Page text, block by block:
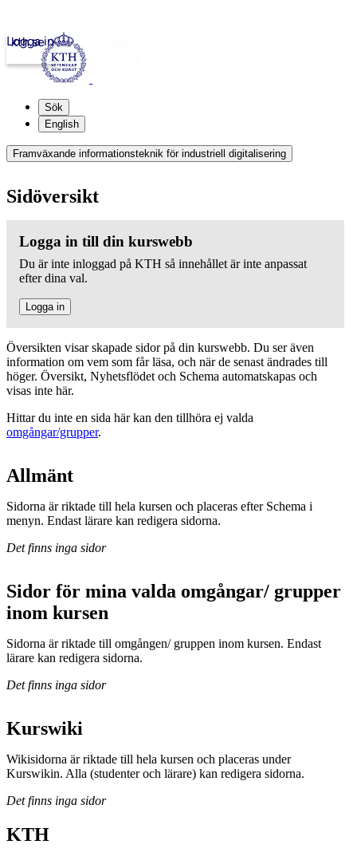
kth.se
Logga in
Sök
English
Framväxande informationsteknik för industriell digitalisering
Sidöversikt
Logga in till din kurswebb
Du är inte inloggad på KTH så innehållet är inte anpassat
efter dina val.
Logga in
Översikten visar skapade sidor på din kurswebb. Du ser även
information om vem som får läsa, och när de senast ändrades till
höger. Översikt, Nyhetsflödet och Schema automatskapas och
visas inte här.
Hittar du inte en sida här kan den tillhöra ej valda
omgångar/grupper.
Allmänt
Sidorna är riktade till hela kursen och placeras efter Schema i
menyn. Endast lärare kan redigera sidorna.
Det finns inga sidor
Sidor för mina valda omgångar/ grupper
inom kursen
Sidorna är riktade till omgången/ gruppen inom kursen. Endast
lärare kan redigera sidorna.
Det finns inga sidor
Kurswiki
Wikisidorna är riktade till hela kursen och placeras under
Kurswikin. Alla (studenter och lärare) kan redigera sidorna.
Det finns inga sidor
KTH